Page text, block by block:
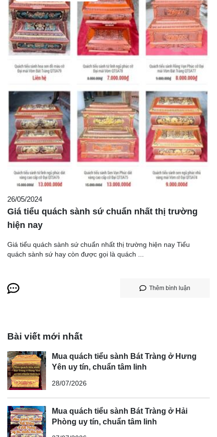
26/05/2024
Giá tiểu quách sành sứ chuẩn nhất thị trường
hiện nay
Giá tiểu quách sành sứ chuẩn nhất thị trường hiện nay Tiểu
quách sành sứ hay còn được gọi là quách ...
Thêm bình luận
Bài viết mới nhất
Mua quách tiểu sành Bát Tràng ở Hưng
Yên uy tín, chuẩn tâm linh
28/07/2026
Mua quách tiểu sành Bát Tràng ở Hải
Phòng uy tín, chuẩn tâm linh